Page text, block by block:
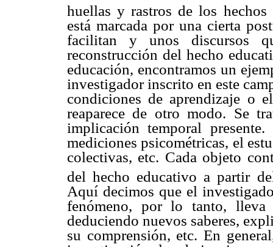
huellas y rastros de los hechos
está marcada por una cierta
facilitan y unos discursos
reconstrucción del hecho
educación, encontramos un
investigador inscrito en este
condiciones de aprendizaje o
reaparece de otro modo. Se
implicación temporal
mediciones psicométricas, el
colectivas, etc. Cada objeto
del hecho educativo a partir
Aquí decimos que el
fenómeno, por lo tanto, lleva
deduciendo nuevos saberes,
su comprensión, etc. En